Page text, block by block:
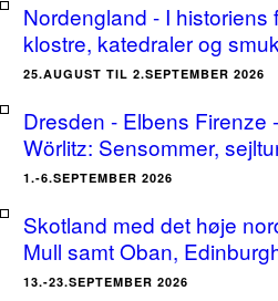
Nordengland - I historiens
klostre, katedraler og
25.AUGUST TIL 2.SEPTEMBER 2026
Dresden - Elbens Firenze
Wörlitz: Sensommer,
1.-6.SEPTEMBER 2026
Skotland med det høje
Mull samt Oban,
13.-23.SEPTEMBER 2026